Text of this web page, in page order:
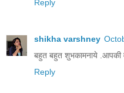
Reply
shikha varshney
बहुत बहुत शुभकामनाये .आपकी
Reply